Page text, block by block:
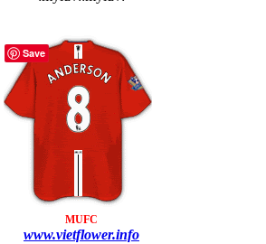
MUFC
www.vietflower.info
Save